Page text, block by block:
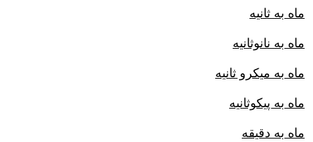
ماه به ثانیه
ماه به نانوثانیه
ماه به میکرو ثانیه
ماه به پیکوثانیه
ماه به دقیقه